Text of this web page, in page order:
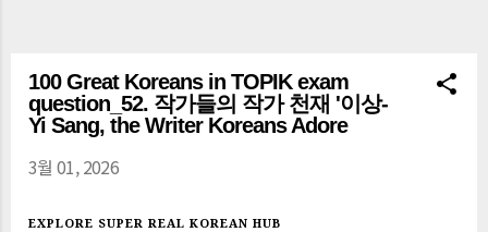
100 Great Koreans in TOPIK exam
question_52. 작가들의 작가 천재 '이상-
Yi Sang, the Writer Koreans Adore
3월 01, 2026
EXPLORE SUPER REAL KOREAN HUB